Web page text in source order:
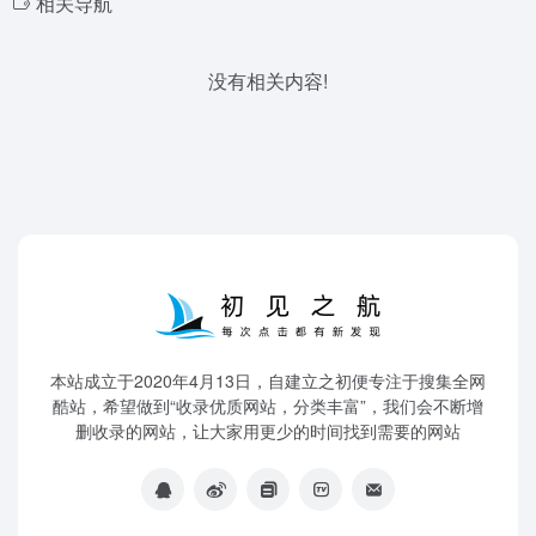
没有相关内容!
本站成立于2020年4月13日，自建立之初便专注于搜集全网
酷站，希望做到“收录优质网站，分类丰富”，我们会不断增
删收录的网站，让大家用更少的时间找到需要的网站